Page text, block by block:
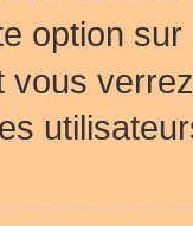
option sur